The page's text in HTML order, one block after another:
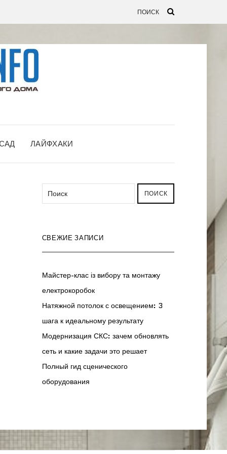
ЛАЙФХАКИ
ПОИСК
СВЕЖИЕ ЗАПИСИ
Майстер-клас із вибору та монтажу
електрокоробок
Натяжной потолок с освещением: 3
шага к идеальному результату
Модернизация СКС: зачем обновлять
сеть и какие задачи это решает
Полный гид сценического
оборудования